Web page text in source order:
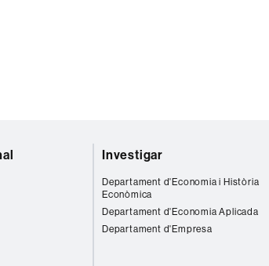
Investigar
Departament d'Economia i Història
Econòmica
Departament d'Economia Aplicada
Departament d'Empresa